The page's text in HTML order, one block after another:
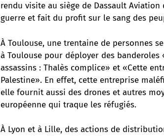
rendu visite au siège de Dassault
guerre et fait du profit sur le sang des
À Toulouse, une trentaine de personnes
à Toulouse pour déployer des banderoles
assassins : Thalès complice» et «Cette
Palestine». En effet, cette entreprise
elle fournit aussi des drones et autres
européenne qui traque les réfugiés.
À Lyon et à Lille, des actions de